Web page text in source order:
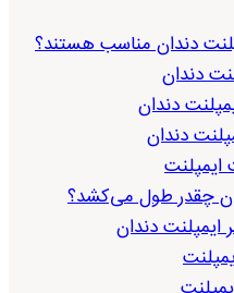
دندان مناسب هستند؟
دندان
دندان
دندان
ایمپلنت
چقدر طول می‌کشد؟
ایمپلنت دندان